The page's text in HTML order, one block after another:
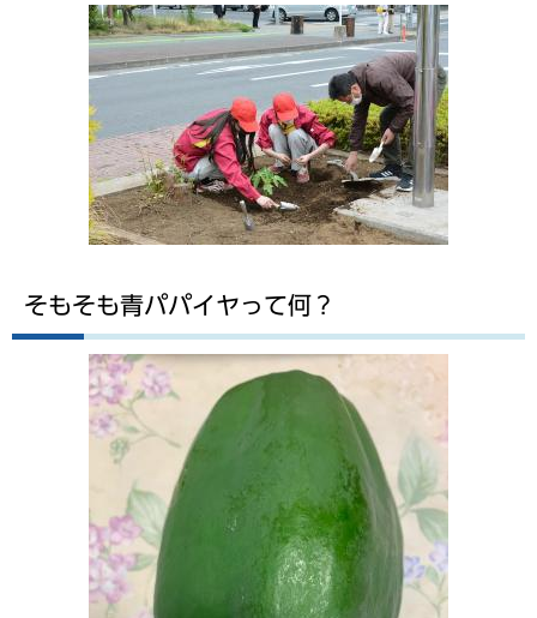
そもそも青パパイヤって何？